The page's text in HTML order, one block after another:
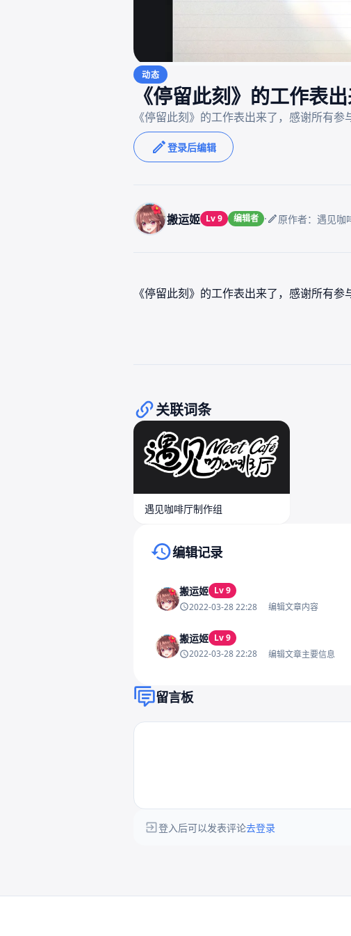
动态
《停留此刻》的工作表
登录后编辑
搬运姬 Lv 9 编辑者 · 原作者：遇见咖
《停留此刻》的工作表出来了，感谢所有参
关联词条
遇见咖啡厅制作组
编辑记录
搬运姬 Lv 9
2022-03-28 22:28
编辑文章内容
搬运姬 Lv 9
2022-03-28 22:28
编辑文章主要信息
留言板
登入后可以发表评论去登录